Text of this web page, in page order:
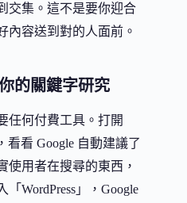
交集。這不是要你迎合
內容送到對的人面前。
的關鍵字研究
任何付費工具。打開
看看 Google 自動建議了
使用者在搜尋的東西，
WordPress」，Google